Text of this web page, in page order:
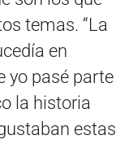
temas. “La
en
yo pasé parte
la historia
estas